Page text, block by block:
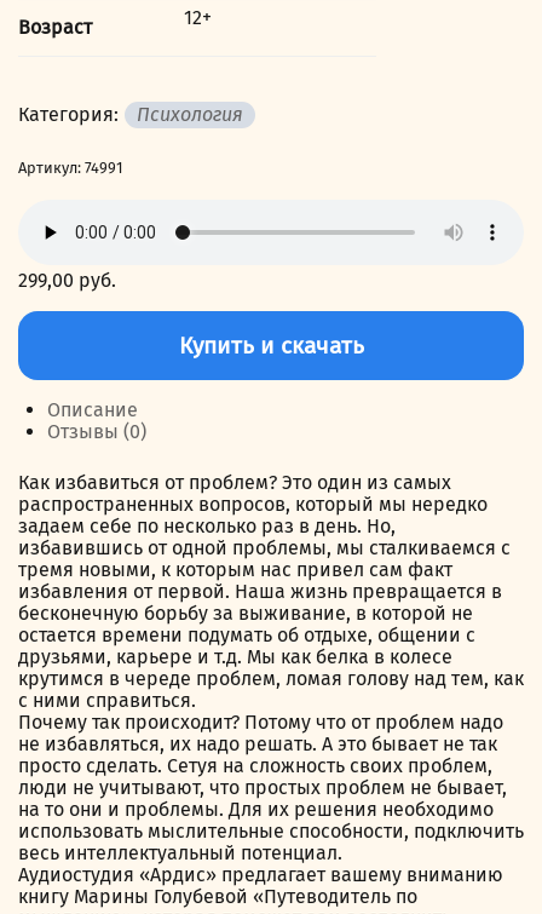
Возраст 12+
Категория: Психология
Артикул: 74991
299,00 руб.
Количество
Путеводитель
по
мышлению
Купить и скачать
Описание
Отзывы (0)
Как избавиться от проблем? Это один из самых
распространенных вопросов, который мы нередко
задаем себе по несколько раз в день. Но,
избавившись от одной проблемы, мы сталкиваемся с
тремя новыми, к которым нас привел сам факт
избавления от первой. Наша жизнь превращается в
бесконечную борьбу за выживание, в которой не
остается времени подумать об отдыхе, общении с
друзьями, карьере и т.д. Мы как белка в колесе
крутимся в череде проблем, ломая голову над тем, как
с ними справиться.
Почему так происходит? Потому что от проблем надо
не избавляться, их надо решать. А это бывает не так
просто сделать. Сетуя на сложность своих проблем,
люди не учитывают, что простых проблем не бывает,
на то они и проблемы. Для их решения необходимо
использовать мыслительные способности, подключить
весь интеллектуальный потенциал.
Аудиостудия «Ардис» предлагает вашему вниманию
книгу Марины Голубевой «Путеводитель по